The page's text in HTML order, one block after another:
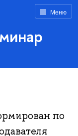
Меню
по